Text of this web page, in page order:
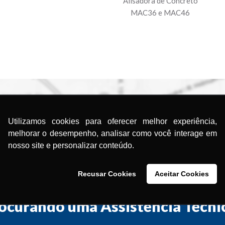
Utilizamos cookies para oferecer melhor experiência,
melhorar o desempenho, analisar como você interage em
nosso site e personalizar conteúdo.
Recusar Cookies Aceitar Cookies
MAC36 e MAC46
uma Assistência